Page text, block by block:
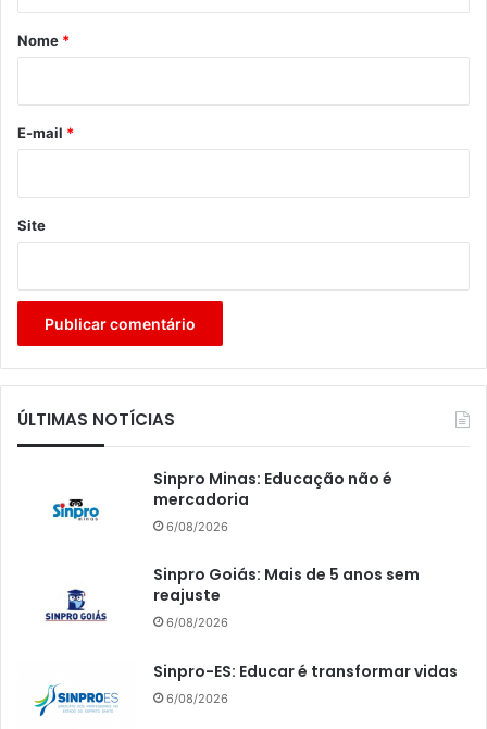
r
*
Nome *
E-mail *
Site
ÚLTIMAS NOTÍCIAS
Sinpro Minas: Educação não é
mercadoria
6/08/2026
Sinpro Goiás: Mais de 5 anos sem
reajuste
6/08/2026
Sinpro-ES: Educar é transformar vidas
6/08/2026